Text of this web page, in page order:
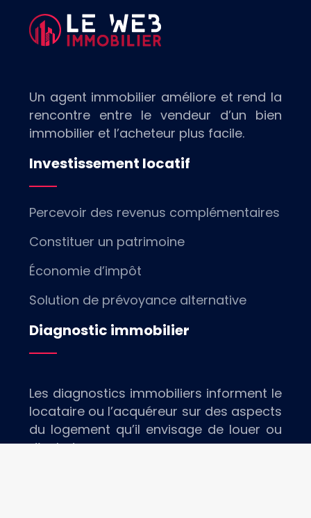
Un agent immobilier améliore et rend la
rencontre entre le vendeur d’un bien
immobilier et l’acheteur plus facile.
Investissement locatif
Percevoir des revenus complémentaires
Constituer un patrimoine
Économie d’impôt
Solution de prévoyance alternative
Diagnostic immobilier
Les diagnostics immobiliers informent le
locataire ou l’acquéreur sur des aspects
du logement qu’il envisage de louer ou
d’acheter.